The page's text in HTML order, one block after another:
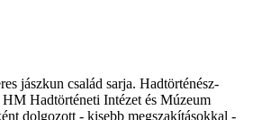
jászkun család sarja. Hadtörténész-
Hadtörténeti Intézet és Múzeum
dolgozott - kisebb megszakításokkal -